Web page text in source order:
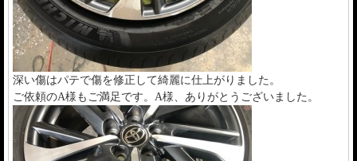
深い傷はパテで傷を修正して綺麗に仕上がりました。
ご依頼のA様もご満足です。A様、ありがとうございました。